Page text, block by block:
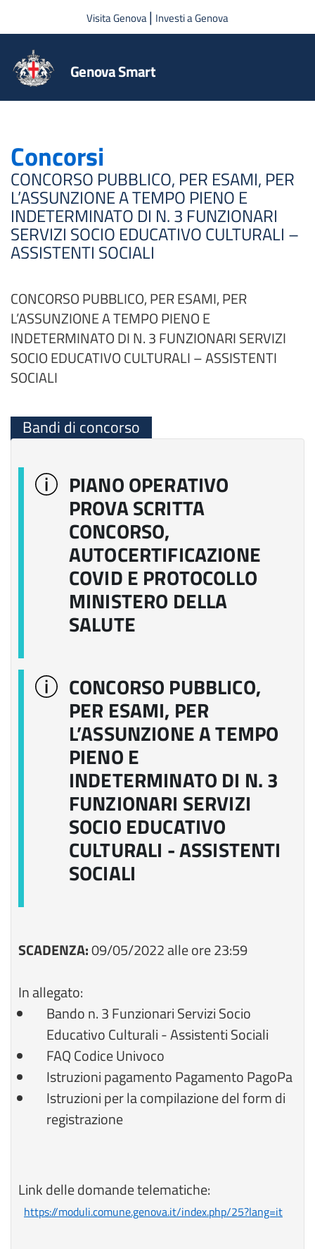
Salta al contenuto principale
Visita Genova| Investi a Genova
Genova Smart
Concorsi
CONCORSO PUBBLICO, PER ESAMI, PER
L’ASSUNZIONE A TEMPO PIENO E
INDETERMINATO DI N. 3 FUNZIONARI
SERVIZI SOCIO EDUCATIVO CULTURALI –
ASSISTENTI SOCIALI
CONCORSO PUBBLICO, PER ESAMI, PER
L’ASSUNZIONE A TEMPO PIENO E
INDETERMINATO DI N. 3 FUNZIONARI SERVIZI
SOCIO EDUCATIVO CULTURALI – ASSISTENTI
SOCIALI
Bandi di concorso
PIANO OPERATIVO
PROVA SCRITTA
CONCORSO,
AUTOCERTIFICAZIONE
COVID E PROTOCOLLO
MINISTERO DELLA
SALUTE
CONCORSO PUBBLICO,
PER ESAMI, PER
L’ASSUNZIONE A TEMPO
PIENO E
INDETERMINATO DI N. 3
FUNZIONARI SERVIZI
SOCIO EDUCATIVO
CULTURALI - ASSISTENTI
SOCIALI
SCADENZA:09/05/2022 alle ore 23:59
In allegato:
Bando n. 3 Funzionari Servizi Socio
Educativo Culturali - Assistenti Sociali
FAQ Codice Univoco
Istruzioni pagamento Pagamento PagoPa
Istruzioni per la compilazione del form di
registrazione
Link delle domande telematiche:
https://moduli.comune.genova.it/index.php/25?lang=it